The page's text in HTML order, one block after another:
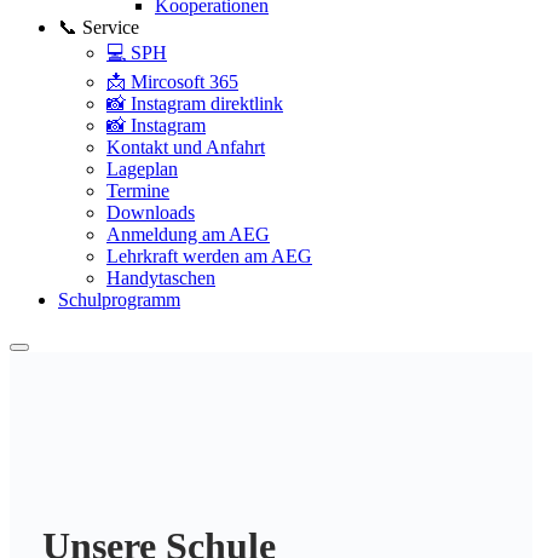
Kooperationen
📞 Service
💻 SPH
📩 Mircosoft 365
📸 Instagram direktlink
📸 Instagram
Kontakt und Anfahrt
Lageplan
Termine
Downloads
Anmeldung am AEG
Lehrkraft werden am AEG
Handytaschen
Schulprogramm
Unsere Schule